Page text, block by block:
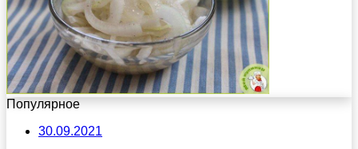
Популярное
30.09.2021